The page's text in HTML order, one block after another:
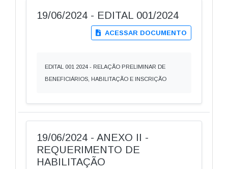
19/06/2024 - EDITAL 001/2024
ACESSAR DOCUMENTO
EDITAL 001 2024 - RELAÇÃO PRELIMINAR DE
BENEFICIÁRIOS, HABILITAÇÃO E INSCRIÇÃO
19/06/2024 - ANEXO II -
REQUERIMENTO DE
HABILITAÇÃO